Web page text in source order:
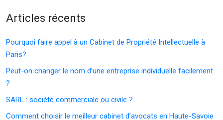
Articles récents
Pourquoi faire appel à un Cabinet de Propriété Intellectuelle à
Paris?
Peut-on changer le nom d’une entreprise individuelle facilement
?
SARL : société commerciale ou civile ?
Comment choisir le meilleur cabinet d’avocats en Haute-Savoie